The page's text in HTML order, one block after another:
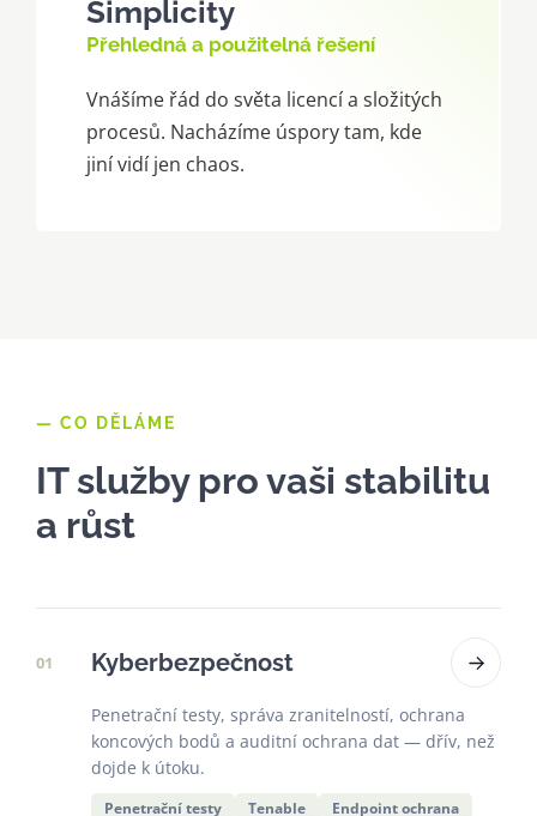
Simplicity
Přehledná a použitelná řešení
Vnášíme řád do světa licencí a složitých
procesů. Nacházíme úspory tam, kde
jiní vidí jen chaos.
— CO DĚLÁME
IT služby pro vaši stabilitu
a růst
01 Kyberbezpečnost
Penetrační testy, správa zranitelností, ochrana
koncových bodů a auditní ochrana dat — dřív, než
dojde k útoku.
Penetrační testy Tenable
Endpoint ochrana